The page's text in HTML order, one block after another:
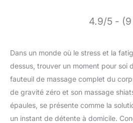
4.9/5 -
Dans un monde où le stress et la
dessus, trouver un moment pour soi
fauteuil de massage complet du
de gravité zéro et son massage
épaules, se présente comme la
un instant de détente à domicile.